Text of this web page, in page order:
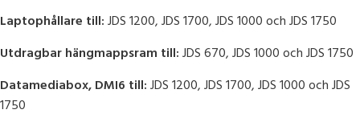
Laptophållare till:JDS 1200, JDS 1700, JDS 1000 och JDS 1750
Utdragbar hängmappsram till:JDS 670, JDS 1000 och JDS 1750
Datamediabox, DMI6 till:JDS 1200, JDS 1700, JDS 1000 och JDS
1750